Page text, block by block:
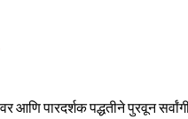
आणि पारदर्शक पद्धतीने पुरवून